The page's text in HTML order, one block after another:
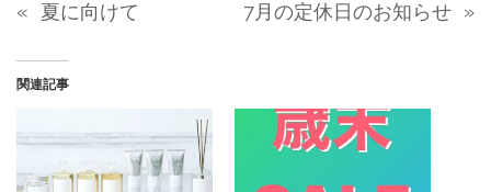
« 夏に向けて 7月の定休日のお知らせ »
関連記事